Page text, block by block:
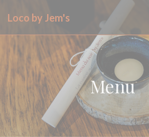
Loco by Jem's
Menu